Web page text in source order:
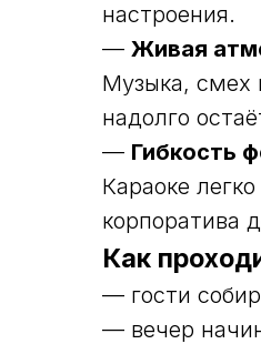
настроения.
— Живая
Музыка, смех
надолго
— Гибкость
Караоке
корпоратива
Как
— гости
— вечер